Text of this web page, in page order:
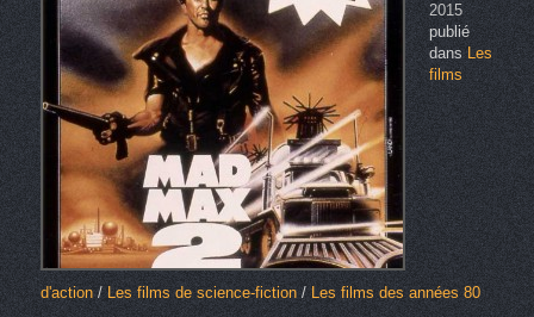
2015
publié
dansLes
films
d'action/ Les films de science-fiction/Les films des années 80